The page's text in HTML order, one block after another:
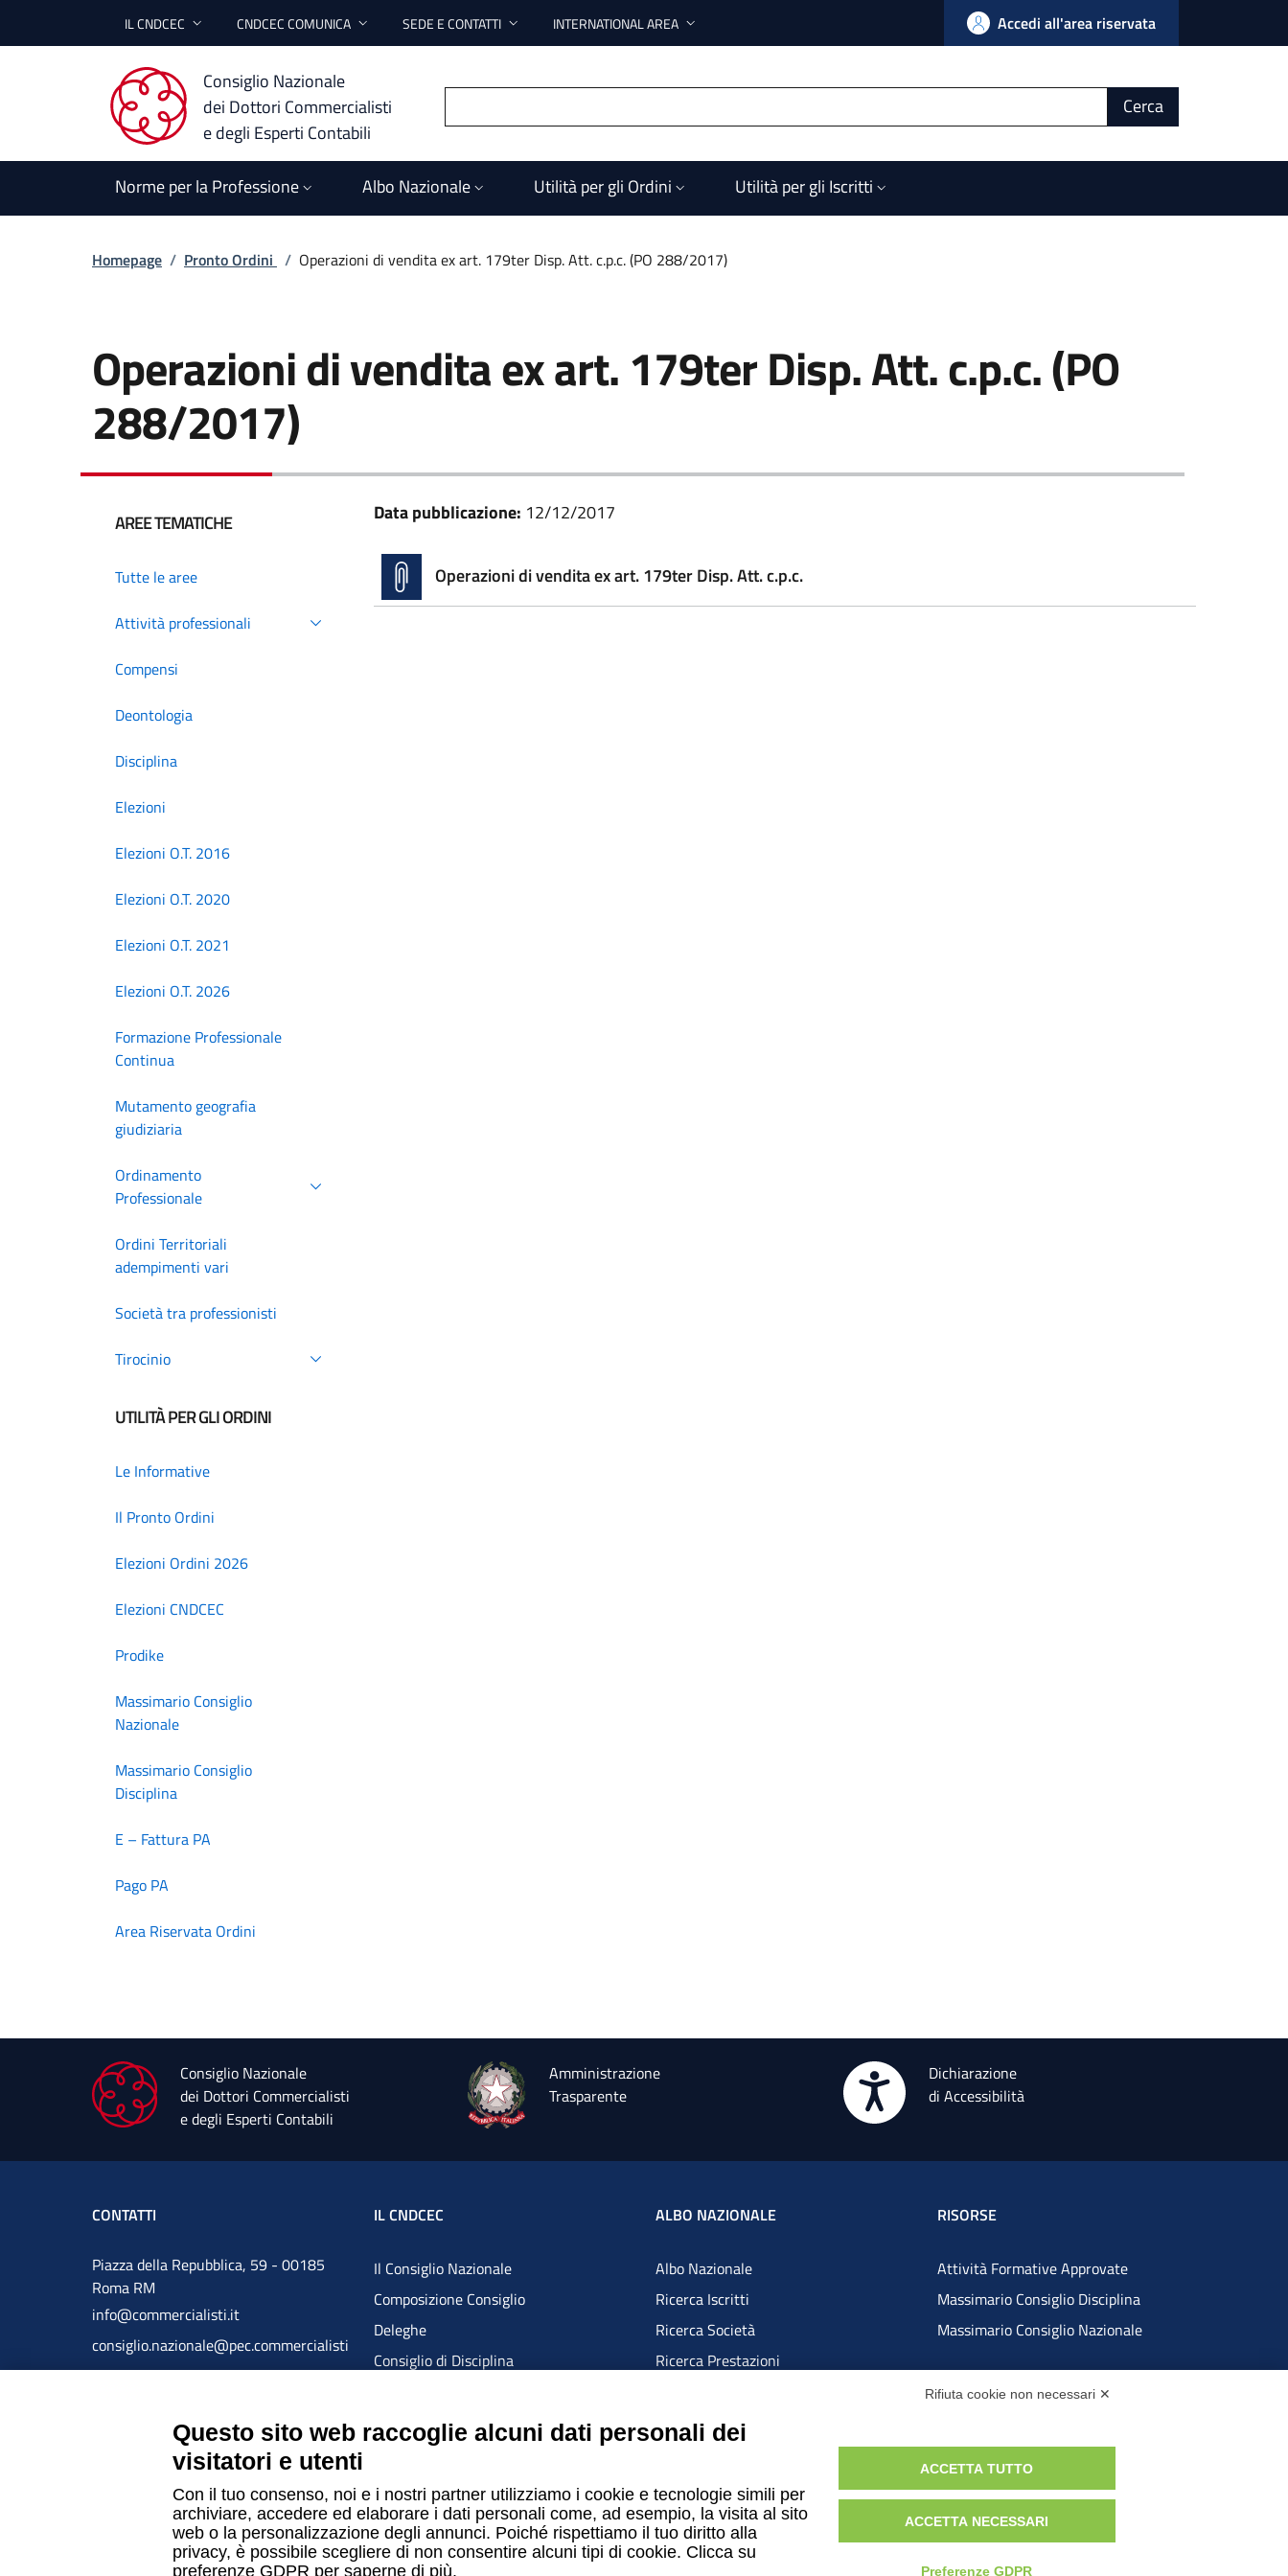
IL CNDCEC CNDCEC COMUNICA SEDE E CONTATTI INTERNATIONAL AREA Accedi all'area riservata
Consiglio Nazionale
dei Dottori Commercialisti
e degli Esperti Contabili
Cerca
Norme per la Professione Albo Nazionale Utilità per gli Ordini Utilità per gli Iscritti
Homepage / Pronto Ordini / Operazioni di vendita ex art. 179ter Disp. Att. c.p.c. (PO 288/2017)
Operazioni di vendita ex art. 179ter Disp. Att. c.p.c. (PO
288/2017)
AREE TEMATICHE
Tutte le aree
Attività professionali
Compensi
Deontologia
Disciplina
Elezioni
Elezioni O.T. 2016
Elezioni O.T. 2020
Elezioni O.T. 2021
Elezioni O.T. 2026
Formazione Professionale
Continua
Mutamento geografia
giudiziaria
Ordinamento
Professionale
Ordini Territoriali
adempimenti vari
Società tra professionisti
Tirocinio
UTILITÀ PER GLI ORDINI
Le Informative
Il Pronto Ordini
Elezioni Ordini 2026
Elezioni CNDCEC
Prodike
Massimario Consiglio
Nazionale
Massimario Consiglio
Disciplina
E – Fattura PA
Pago PA
Area Riservata Ordini
Data pubblicazione: 12/12/2017
Operazioni di vendita ex art. 179ter Disp. Att. c.p.c.
Consiglio Nazionale
dei Dottori Commercialisti
e degli Esperti Contabili
Amministrazione
Trasparente
Dichiarazione
di Accessibilità
CONTATTI
Piazza della Repubblica, 59 - 00185
Roma RM
info@commercialisti.it
consiglio.nazionale@pec.commercialisti
gov.it
IL CNDCEC
Il Consiglio Nazionale
Composizione Consiglio
Deleghe
Consiglio di Disciplina
Collegio dei Revisori
Organismi Consultivi
Gli Ordini Territoriali
Bilanci CNDCEC
ALBO NAZIONALE
Albo Nazionale
Ricerca Iscritti
Ricerca Società
Ricerca Prestazioni
RISORSE
Attività Formative Approvate
Massimario Consiglio Disciplina
Massimario Consiglio Nazionale
ATTUAZIONE MISURE PNRR
Rifiuta cookie non necessari ✕
Questo sito web raccoglie alcuni dati personali dei
visitatori e utenti
Con il tuo consenso, noi e i nostri partner utilizziamo i cookie e tecnologie simili per
archiviare, accedere ed elaborare i dati personali come, ad esempio, la visita al sito
web o la personalizzazione degli annunci. Poiché rispettiamo il tuo diritto alla
privacy, è possibile scegliere di non consentire alcuni tipi di cookie. Clicca su
preferenze GDPR per saperne di più.
ACCETTA TUTTO
ACCETTA NECESSARI
Preferenze GDPR